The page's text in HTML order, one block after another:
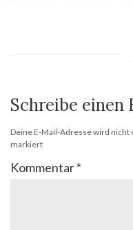
Schreibe einen
Deine E-Mail-Adresse wird nicht
markiert
Kommentar*